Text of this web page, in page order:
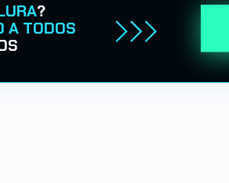
?
A TODOS